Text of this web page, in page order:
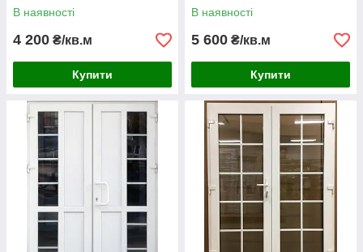
В наявності
4 200 ₴/кв.м
Купити
В наявності
5 600 ₴/кв.м
Купити